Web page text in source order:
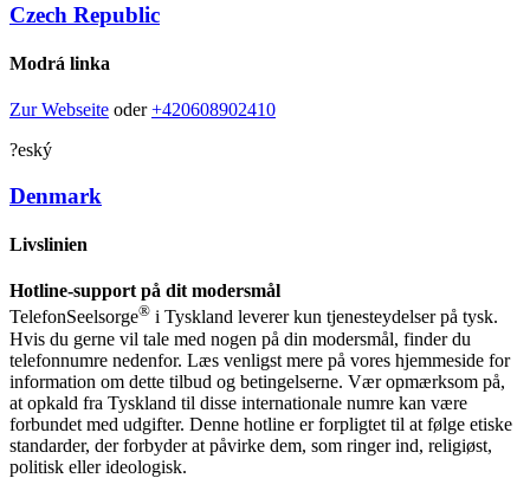
Czech Republic
Modrá linka
Zur Webseite oder +420608902410
?eský
Denmark
Livslinien
Hotline-support på dit modersmål
TelefonSeelsorge® i Tyskland leverer kun tjenesteydelser på tysk.
Hvis du gerne vil tale med nogen på din modersmål, finder du
telefonnumre nedenfor. Læs venligst mere på vores hjemmeside for
information om dette tilbud og betingelserne. Vær opmærksom på,
at opkald fra Tyskland til disse internationale numre kan være
forbundet med udgifter. Denne hotline er forpligtet til at følge etiske
standarder, der forbyder at påvirke dem, som ringer ind, religiøst,
politisk eller ideologisk.